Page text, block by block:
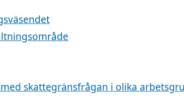
skattegränsfrågan i olika